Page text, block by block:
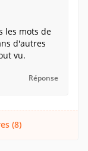
les mots de
d'autres
vu.
Réponse
(8)